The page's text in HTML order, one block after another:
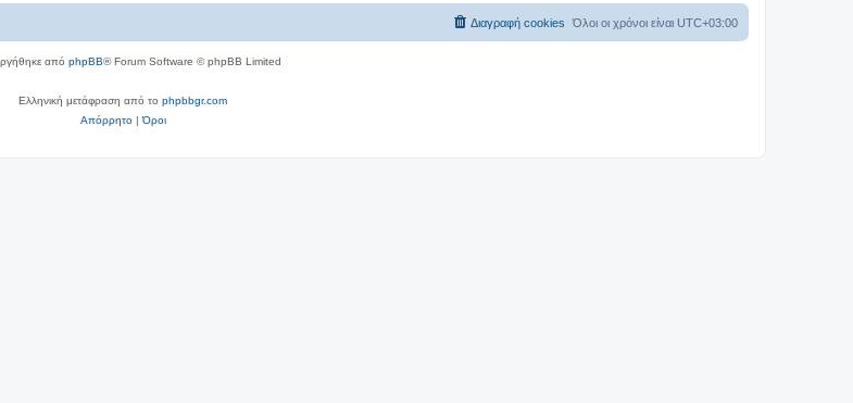
Όλοι οι χρόνοι είναι UTC+03:00
Διαγραφή cookies
από phpBB® Forum Software © phpBB Limited
Ελληνική μετάφραση από το phpbbgr.com
Απόρρητο|Όροι